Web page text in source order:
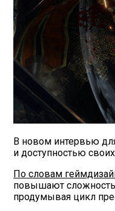
В новом интервью
и доступностью
По словам
повышают сложность
продумывая цикл